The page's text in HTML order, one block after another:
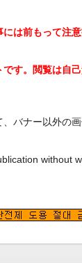
は前もって注
す。閲覧は自
、バナー以外の
without